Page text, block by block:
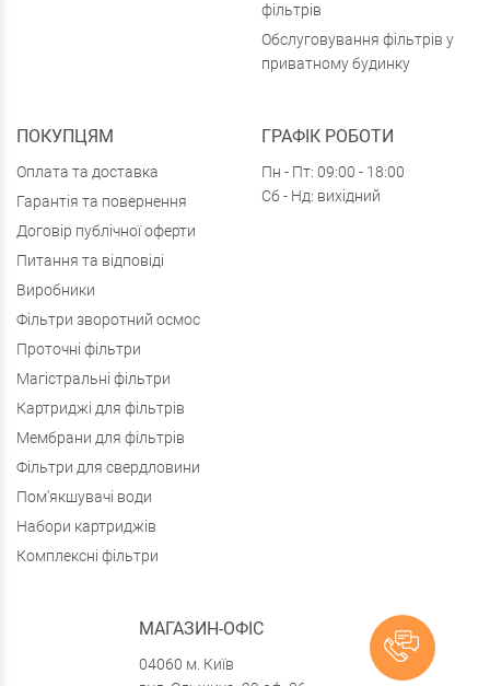
фільтрів
Обслуговування фільтрів у
приватному будинку
ПОКУПЦЯМ
Оплата та доставка
Гарантія та повернення
Договір публічної оферти
Питання та відповіді
Виробники
Фільтри зворотний осмос
Проточні фільтри
Магістральні фільтри
Картриджі для фільтрів
Мембрани для фільтрів
Фільтри для свердловини
Пом'якшувачі води
Набори картриджів
Комплексні фільтри
ГРАФІК РОБОТИ
Пн - Пт: 09:00 - 18:00
Сб - Нд: вихідний
МАГАЗИН-ОФІС
04060 м. Київ